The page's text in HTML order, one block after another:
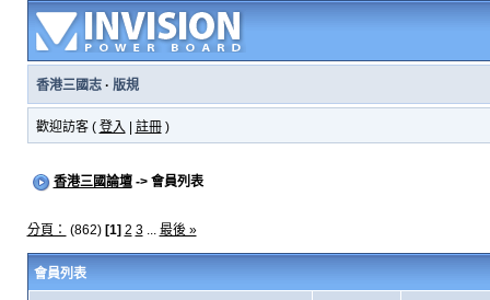
香港三國志· 版規
歡迎訪客 ( 登入 註冊)
香港三國論壇-> 會員列表
分頁： (862) [1] 2 3... 最後 »
會員列表